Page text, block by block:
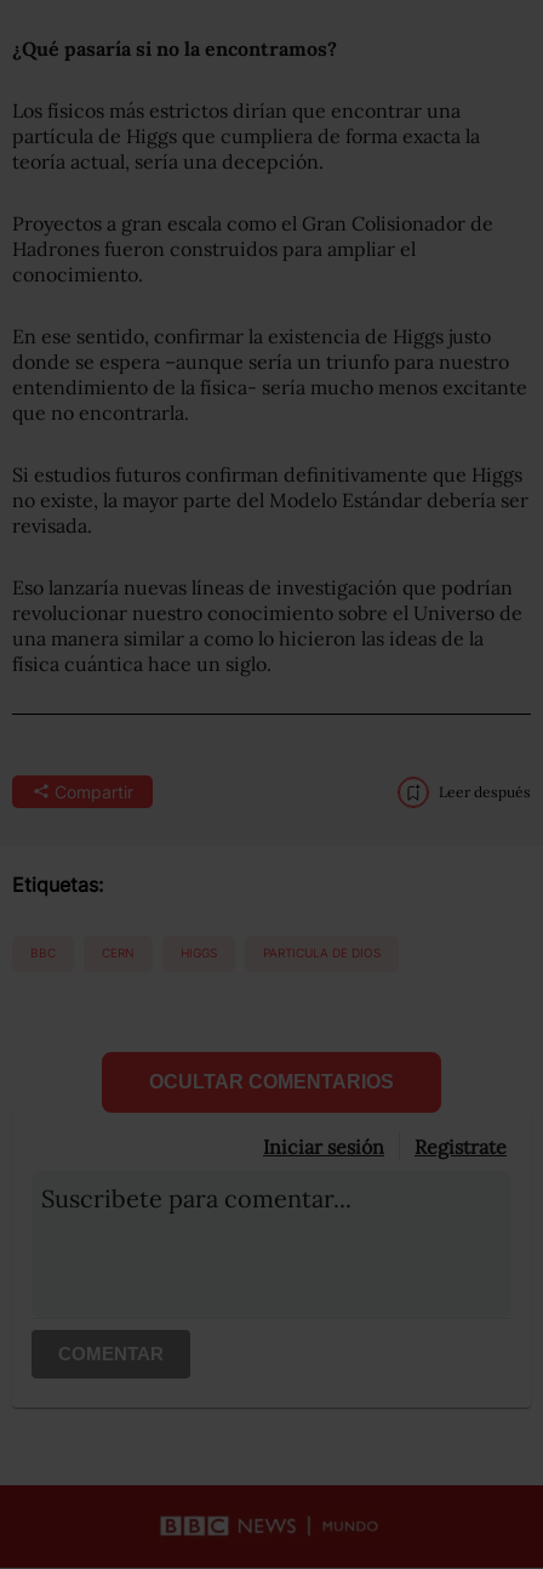
¿Qué pasaría si no la encontramos?
Los físicos más estrictos dirían que encontrar una
partícula de Higgs que cumpliera de forma exacta la
teoría actual, sería una decepción.
Proyectos a gran escala como el Gran Colisionador de
Hadrones fueron construidos para ampliar el
conocimiento.
En ese sentido, confirmar la existencia de Higgs justo
donde se espera –aunque sería un triunfo para nuestro
entendimiento de la física- sería mucho menos excitante
que no encontrarla.
Si estudios futuros confirman definitivamente que Higgs
no existe, la mayor parte del Modelo Estándar debería ser
revisada.
Eso lanzaría nuevas líneas de investigación que podrían
revolucionar nuestro conocimiento sobre el Universo de
una manera similar a como lo hicieron las ideas de la
física cuántica hace un siglo.
Compartir Leer después
Etiquetas:
BBC CERN HIGGS PARTICULA DE DIOS
OCULTAR COMENTARIOS
Iniciar sesión Registrate
Suscribete para comentar...
COMENTAR